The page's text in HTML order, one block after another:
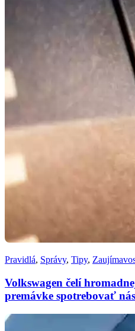
Pravidlá, Správy, Tipy,
Volkswagen čelí
premávke spotrebovať